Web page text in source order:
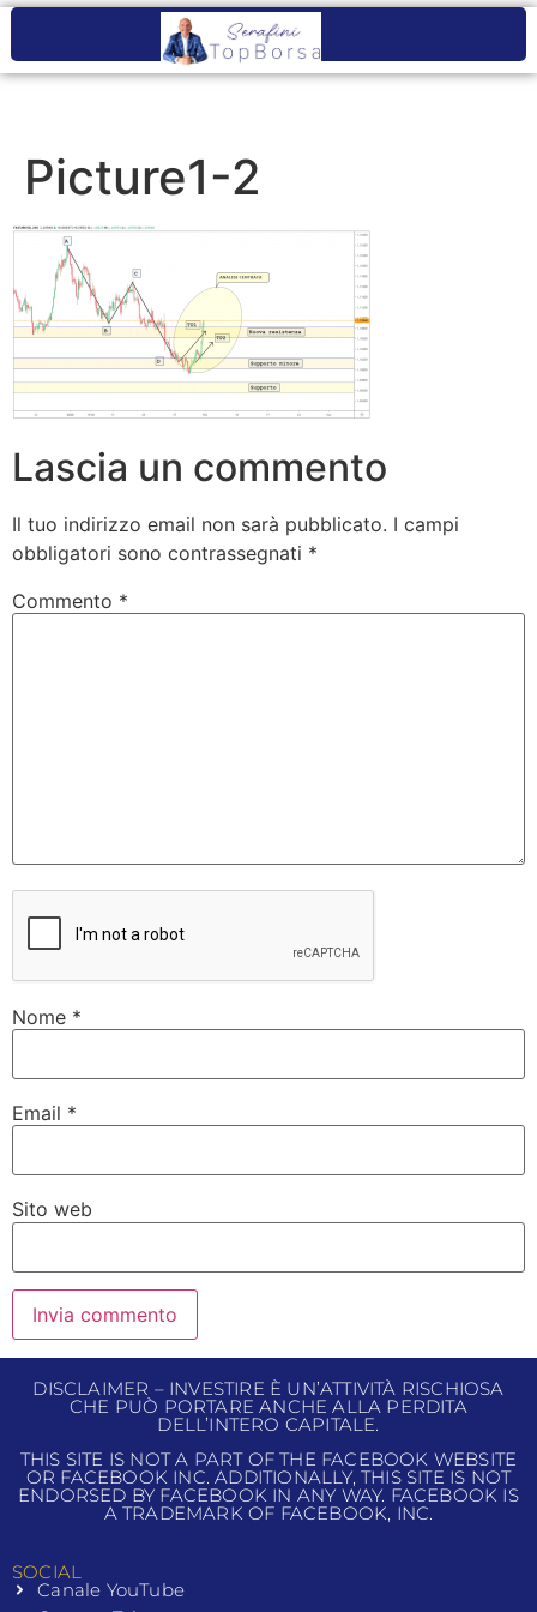
Picture1-2
Lascia un commento
Il tuo indirizzo email non sarà pubblicato. I campi
obbligatori sono contrassegnati *
Commento *
Nome *
Email *
Sito web
DISCLAIMER – INVESTIRE È UN’ATTIVITÀ RISCHIOSA
CHE PUÒ PORTARE ANCHE ALLA PERDITA
DELL’INTERO CAPITALE.
THIS SITE IS NOT A PART OF THE FACEBOOK WEBSITE
OR FACEBOOK INC. ADDITIONALLY, THIS SITE IS NOT
ENDORSED BY FACEBOOK IN ANY WAY. FACEBOOK IS
A TRADEMARK OF FACEBOOK, INC.
SOCIAL
Canale YouTube